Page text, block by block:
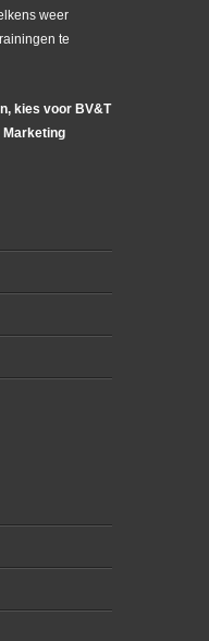
weer
te
kies voor BV&T
Marketing